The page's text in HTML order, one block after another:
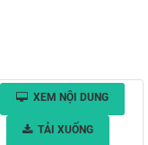
XEM NỘI DUNG
TẢI XUỐNG